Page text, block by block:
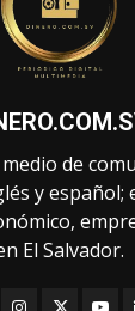
de
y español;
El Salvador.